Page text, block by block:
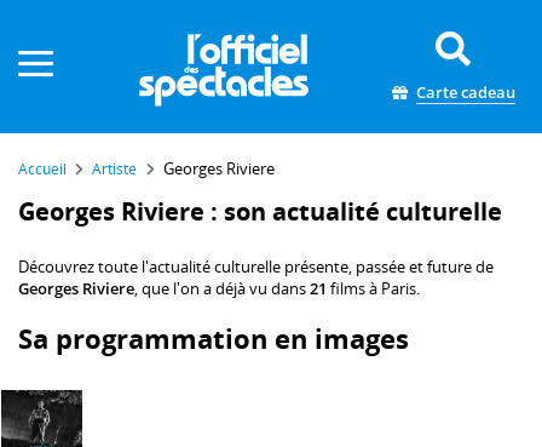
Carte cadeau
Accueil Artiste Georges Riviere
Georges Riviere : son actualité culturelle
Découvrez toute l'actualité culturelle présente, passée et future de
Georges Riviere, que l'on a déjà vu dans21 films à Paris.
Sa programmation en images